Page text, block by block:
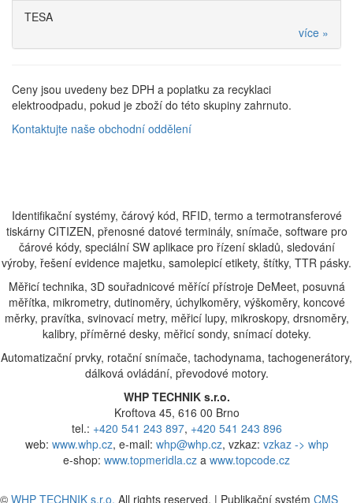
TESA
více »
Ceny jsou uvedeny bez DPH a poplatku za recyklaci
elektroodpadu, pokud je zboží do této skupiny zahrnuto.
Kontaktujte naše obchodní oddělení
Identifikační systémy, čárový kód, RFID, termo a termotransferové
tiskárny CITIZEN, přenosné datové terminály, snímače, software pro
čárové kódy, speciální SW aplikace pro řízení skladů, sledování
výroby, řešení evidence majetku, samolepicí etikety, štítky, TTR pásky.
Měřicí technika, 3D souřadnicové měřící přístroje DeMeet, posuvná
měřítka, mikrometry, dutinoměry, úchylkoměry, výškoměry, koncové
měrky, pravítka, svinovací metry, měřicí lupy, mikroskopy, drsnoměry,
kalibry, příměrné desky, měřicí sondy, snímací doteky.
Automatizační prvky, rotační snímače, tachodynama, tachogenerátory,
dálková ovládání, převodové motory.
WHP TECHNIK s.r.o.
Kroftova 45, 616 00 Brno
tel.: +420 541 243 897, +420 541 243 896
web: www.whp.cz, e-mail: whp@whp.cz, vzkaz: vzkaz -> whp
e-shop: www.topmeridla.cz a www.topcode.cz
© WHP TECHNIK s.r.o. All rights reserved. | Publikační systém CMS